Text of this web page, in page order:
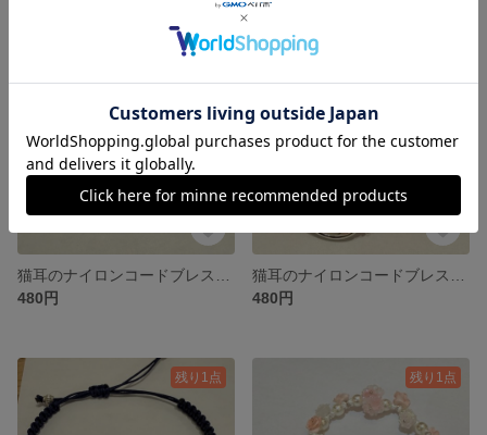
残り1点
480円
480円
残り1点 残り1点